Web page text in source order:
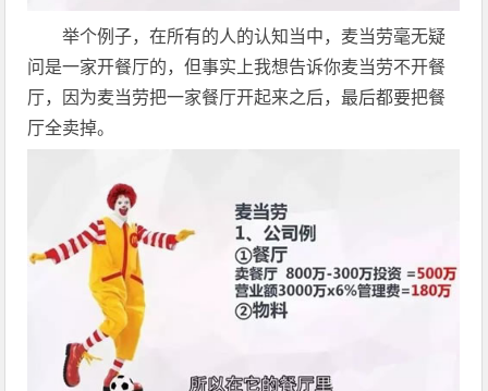
举个例子，在所有的人的认知当中，麦当劳毫无疑
问是一家开餐厅的，但事实上我想告诉你麦当劳不开餐
厅，因为麦当劳把一家餐厅开起来之后，最后都要把餐
厅全卖掉。